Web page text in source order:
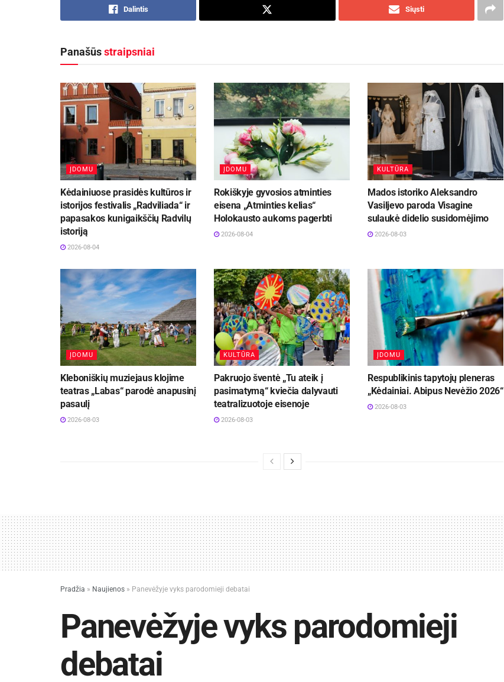
Dalintis Siųsti
Panašūsstraipsniai
ĮDOMU
Kėdainiuose prasidės kultūros ir
istorijos festivalis „Radviliada“ ir
papasakos kunigaikščių Radvilų
istoriją
2026-08-04
ĮDOMU
Rokiškyje gyvosios atminties
eisena „Atminties kelias“
Holokausto aukoms pagerbti
2026-08-04
KULTŪRA
Mados istoriko Aleksandro
Vasiljevo paroda Visagine
sulaukė didelio susidomėjimo
2026-08-03
ĮDOMU
Kleboniškių muziejaus klojime
teatras „Labas“ parodė anapusinį
pasaulį
2026-08-03
KULTŪRA
Pakruojo šventė „Tu ateik į
pasimatymą“ kviečia dalyvauti
teatralizuotoje eisenoje
2026-08-03
ĮDOMU
Respublikinis tapytojų pleneras
„Kėdainiai. Abipus Nevėžio 2026“
2026-08-03
Pradžia » Naujienos » Panevėžyje vyks parodomieji debatai
Panevėžyje vyks parodomieji
debatai